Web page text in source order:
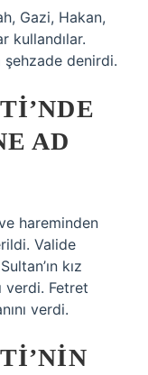
Gazi, Hakan,
kullandılar.
şehzade denirdi.
AD
hareminden
Valide
kız
verdi. Fetret
verdi.